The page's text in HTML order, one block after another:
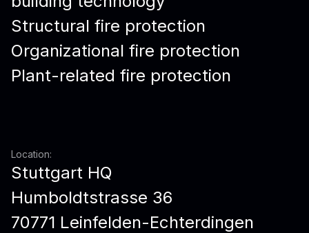
Structural fire protection
Organizational fire protection
Plant-related fire protection
Location:
Stuttgart HQ
Humboldtstrasse 36
70771 Leinfelden-Echterdingen